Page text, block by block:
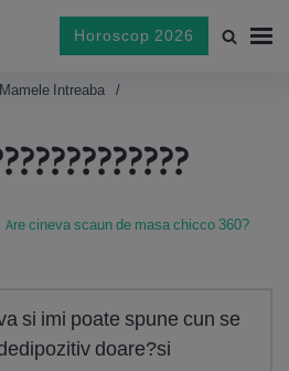
Horoscop 2026
Mamele Intreaba
Are cineva scaun de masa chicco 360?
si imi poate spune cun se
doare?si